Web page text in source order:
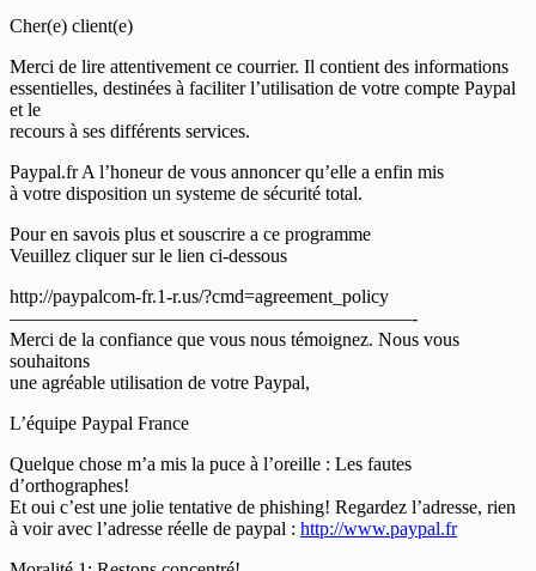
Cher(e) client(e)
Merci de lire attentivement ce courrier. Il contient des informations
essentielles, destinées à faciliter l’utilisation de votre compte Paypal
et le
recours à ses différents services.
Paypal.fr A l’honeur de vous annoncer qu’elle a enfin mis
à votre disposition un systeme de sécurité total.
Pour en savois plus et souscrire a ce programme
Veuillez cliquer sur le lien ci-dessous
http://paypalcom-fr.1-r.us/?cmd=agreement_policy
—————————————————————-
Merci de la confiance que vous nous témoignez. Nous vous
souhaitons
une agréable utilisation de votre Paypal,
L’équipe Paypal France
Quelque chose m’a mis la puce à l’oreille : Les fautes
d’orthographes!
Et oui c’est une jolie tentative de phishing! Regardez l’adresse, rien
à voir avec l’adresse réelle de paypal : http://www.paypal.fr